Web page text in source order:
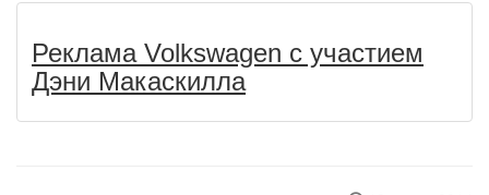
Реклама Volkswagen с участием
Дэни Макаскилла